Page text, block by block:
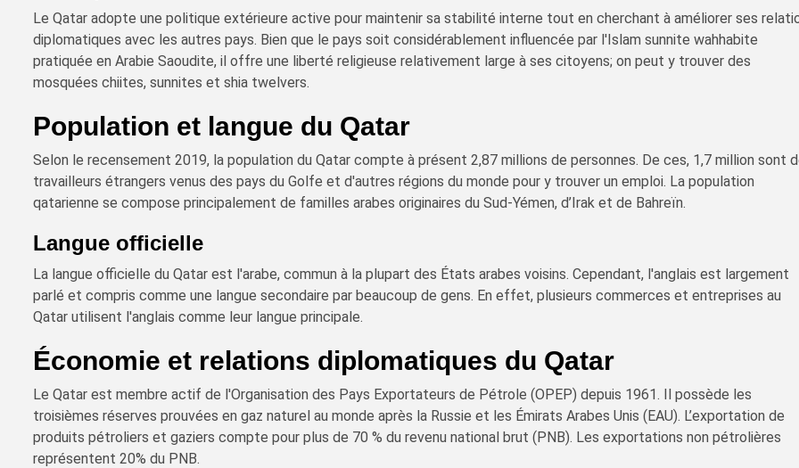
Le Qatar adopte une politique extérieure active pour maintenir sa stabilité interne tout en cherchant à améliorer ses
diplomatiques avec les autres pays. Bien que le pays soit considérablement influencée par l'Islam sunnite wahhabite
pratiquée en Arabie Saoudite, il offre une liberté religieuse relativement large à ses citoyens; on peut y trouver des
mosquées chiites, sunnites et shia twelvers.
Population et langue du Qatar
Selon le recensement 2019, la population du Qatar compte à présent 2,87 millions de personnes. De ces, 1,7 million sont
travailleurs étrangers venus des pays du Golfe et d'autres régions du monde pour y trouver un emploi. La population
qatarienne se compose principalement de familles arabes originaires du Sud-Yémen, d’Irak et de Bahreïn.
Langue officielle
La langue officielle du Qatar est l'arabe, commun à la plupart des États arabes voisins. Cependant, l'anglais est largement
parlé et compris comme une langue secondaire par beaucoup de gens. En effet, plusieurs commerces et entreprises au
Qatar utilisent l'anglais comme leur langue principale.
Économie et relations diplomatiques du Qatar
Le Qatar est membre actif de l'Organisation des Pays Exportateurs de Pétrole (OPEP) depuis 1961. Il possède les
troisièmes réserves prouvées en gaz naturel au monde après la Russie et les Émirats Arabes Unis (EAU). L’exportation de
produits pétroliers et gaziers compte pour plus de 70 % du revenu national brut (PNB). Les exportations non pétrolières
représentent 20% du PNB.